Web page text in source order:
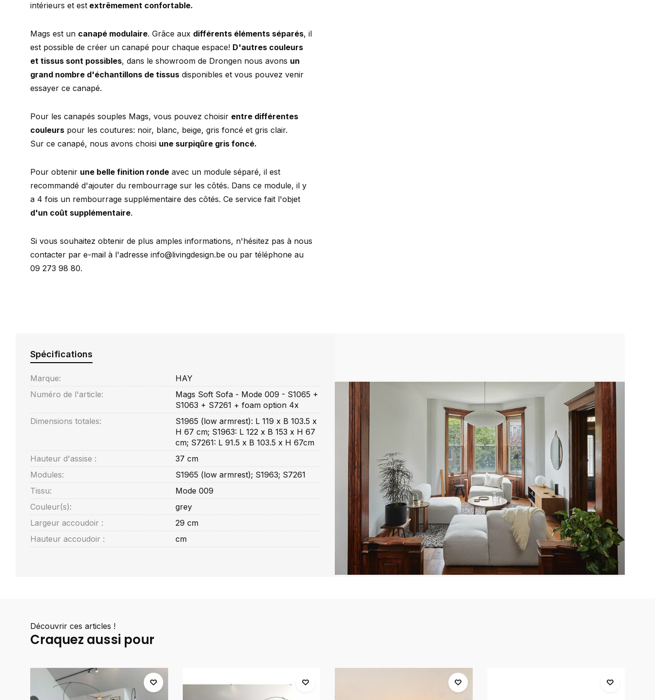
intérieurs et est extrêmement confortable.
Mags est un canapé modulaire. Grâce aux différents éléments séparés, il
est possible de créer un canapé pour chaque espace! D'autres couleurs
et tissus sont possibles, dans le showroom de Drongen nous avons un
grand nombre d'échantillons de tissus disponibles et vous pouvez venir
essayer ce canapé.
Pour les canapés souples Mags, vous pouvez choisir entre différentes
couleurs pour les coutures: noir, blanc, beige, gris foncé et gris clair.
Sur ce canapé, nous avons choisi une surpiqûre gris foncé.
Pour obtenir une belle finition ronde avec un module séparé, il est
recommandé d'ajouter du rembourrage sur les côtés. Dans ce module, il y
a 4 fois un rembourrage supplémentaire des côtés. Ce service fait l'objet
d'un coût supplémentaire.
Si vous souhaitez obtenir de plus amples informations, n'hésitez pas à nous
contacter par e-mail à l'adresse info@livingdesign.be ou par téléphone au
09 273 98 80.
Spécifications
Marque:
HAY
Numéro de l'article:
Mags Soft Sofa - Mode 009 - S1065 +
S1063 + S7261 + foam option 4x
Dimensions totales:
S1965 (low armrest): L 119 x B 103.5 x
H 67 cm; S1963: L 122 x B 153 x H 67
cm; S7261: L 91.5 x B 103.5 x H 67cm
Hauteur d'assise :
37 cm
Modules:
S1965 (low armrest); S1963; S7261
Tissu:
Mode 009
Couleur(s):
grey
Largeur accoudoir :
29 cm
Hauteur accoudoir :
cm
Découvrir ces articles !
Craquez aussi pour